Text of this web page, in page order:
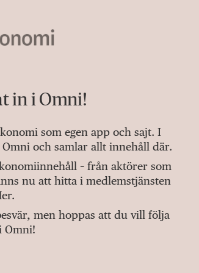
in i Omni!
som egen app och sajt. I
och samlar allt innehåll där.
– från aktörer som
nu att hitta i medlemstjänsten
men hoppas att du vill följa
Omni!